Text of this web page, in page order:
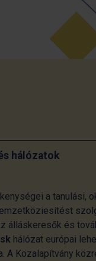
hálózatok
a tanulási,
álláskeresők és
hálózat európai
A Közalapítvány